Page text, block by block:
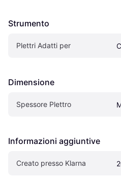
Strumento
Plettri Adatti per
Dimensione
Spessore Plettro
Informazioni aggiuntive
Creato presso Klarna